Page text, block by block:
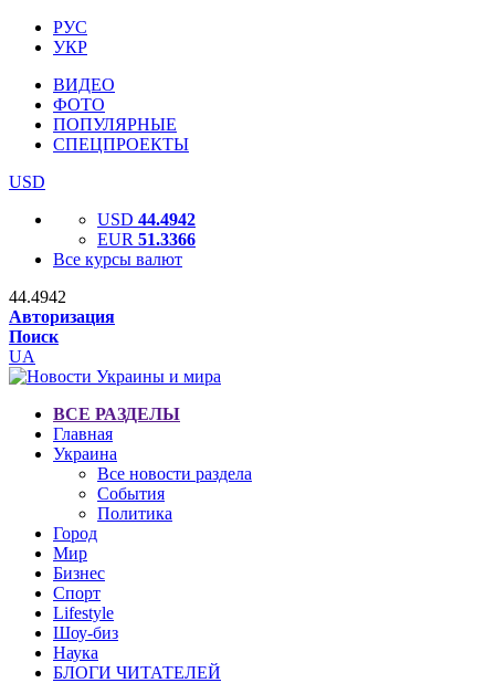
РУС
УКР
ВИДЕО
ФОТО
ПОПУЛЯРНЫЕ
СПЕЦПРОЕКТЫ
USD
USD 44.4942
EUR 51.3366
Все курсы валют
44.4942
Авторизация
Поиск
UA
ВСЕ РАЗДЕЛЫ
Главная
Украина
Все новости раздела
События
Политика
Город
Мир
Бизнес
Спорт
Lifestyle
Шоу-биз
Наука
БЛОГИ ЧИТАТЕЛЕЙ